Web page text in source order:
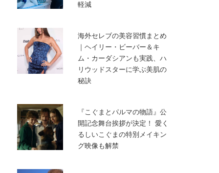
軽減
海外セレブの美容習慣まとめ
｜ヘイリー・ビーバー＆キ
ム・カーダシアンも実践、ハ
リウッドスターに学ぶ美肌の
秘訣
『こぐまとパルマの物語』公
開記念舞台挨拶が決定！ 愛く
るしいこぐまの特別メイキン
グ映像も解禁